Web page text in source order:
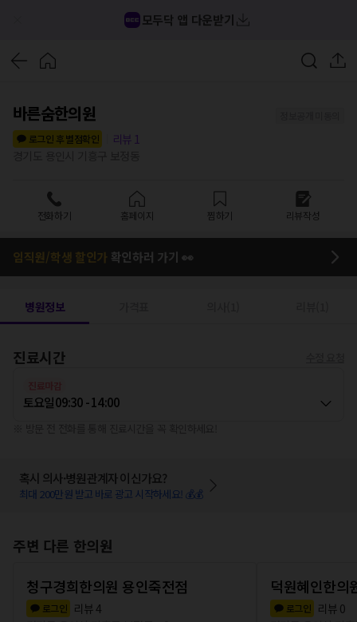
모두닥 앱 다운받기
바른숨한의원
로그인 후 별점확인
리뷰 1
전화하기 홈페이지 찜하기 리뷰작성
임직원/학생 할인가 확인하러 가기 👀
병원정보
진료시간
토요일09:30 - 14:00
혹시 의사·병원관계자 이신가요?
최대 200만원 받고 바로 광고 시작하세요! 💰💰
주변 다른 한의원
청구경희한의원 용인죽전점
로그인 리뷰4
덕원혜인한의
로그인 리뷰 0